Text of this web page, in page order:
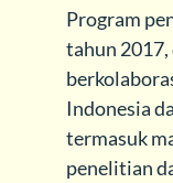
Program
tahun 2017,
Indonesia
termasuk
penelitian